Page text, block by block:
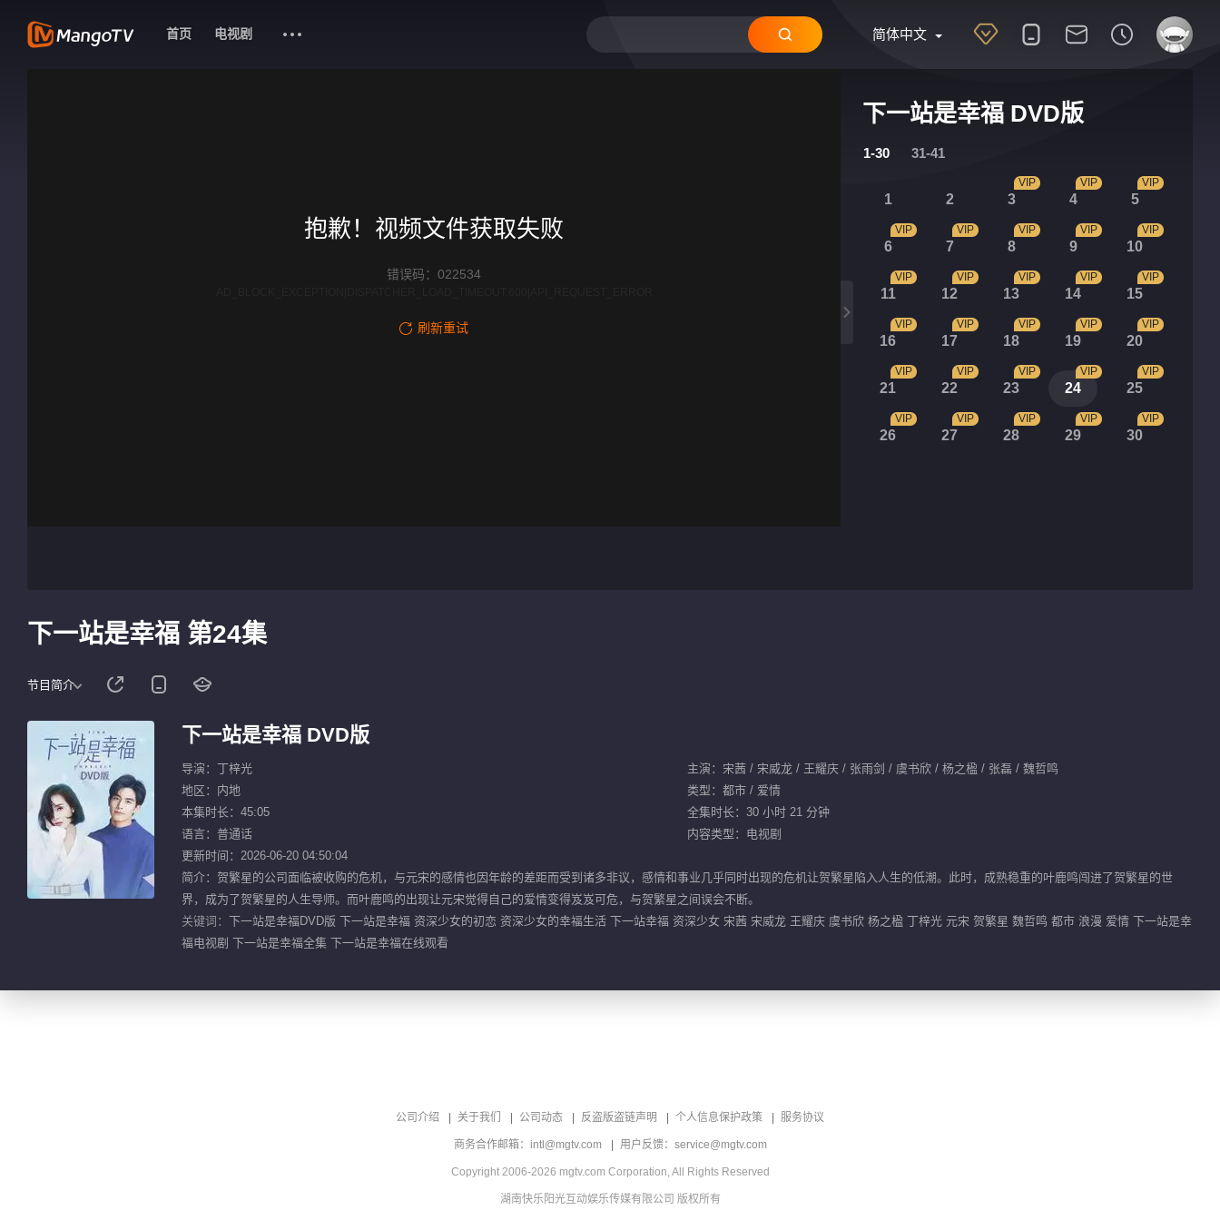
简体中文
首页 电视剧
下一站是幸福 DVD版
1-30 31-41
1 2 3
VIP
4
VIP
5
VIP
6
VIP
7
VIP
8
VIP
9
VIP
10
VIP
11
VIP
12
VIP
13
VIP
14
VIP
15
VIP
16
VIP
17
VIP
18
VIP
19
VIP
20
VIP
21
VIP
22
VIP
23
VIP
24
VIP
25
VIP
26
VIP
27
VIP
28
VIP
29
VIP
30
VIP
抱歉！视频文件获取失败
错误码：022534
刷新重试
下一站是幸福 第24集
节目简介
下一站是幸福 DVD版
导演：丁梓光
主演：宋茜 / 宋威龙 / 王耀庆 / 张雨剑 / 虞书欣 / 杨之楹 / 张磊 / 魏哲鸣
地区：内地
类型：都市 / 爱情
本集时长：45:05
全集时长：30 小时 21 分钟
语言：普通话
内容类型：电视剧
更新时间：2026-06-20 04:50:04
简介：贺繁星的公司面临被收购的危机，与元宋的感情也因年龄的差距而受到诸多非议，感情和事业几乎同时出现的危机让贺繁星陷入人生的低潮。此时，成熟稳重的叶鹿鸣闯进了贺繁星的世
界，成为了贺繁星的人生导师。而叶鹿鸣的出现让元宋觉得自己的爱情变得岌岌可危，与贺繁星之间误会不断。
关键词： 下一站是幸福DVD版 下一站是幸福 资深少女的初恋 资深少女的幸福生活 下一站幸福 资深少女 宋茜 宋威龙 王耀庆 虞书欣 杨之楹 丁梓光 元宋 贺繁星 魏哲鸣 都市 浪漫 爱情 下一站是幸
福电视剧 下一站是幸福全集 下一站是幸福在线观看
公司介绍 关于我们 公司动态 反盗版盗链声明 个人信息保护政策 服务协议
商务合作邮箱：intl@mgtv.com 用户反馈：service@mgtv.com
Copyright 2006-2026 mgtv.com Corporation, All Rights Reserved
湖南快乐阳光互动娱乐传媒有限公司 版权所有